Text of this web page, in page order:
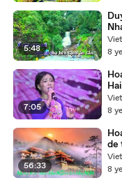
5:48
8
7:05
8
56:33
de
8